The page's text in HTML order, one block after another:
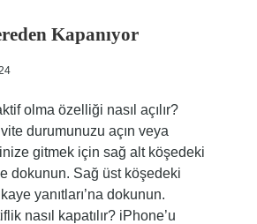
Kapanıyor
olma özelliği nasıl açılır?
durumunuzu açın veya
gitmek için sağ alt köşedeki
dokunun. Sağ üst köşedeki
yanıtları’na dokunun.
nasıl kapatılır? iPhone’u